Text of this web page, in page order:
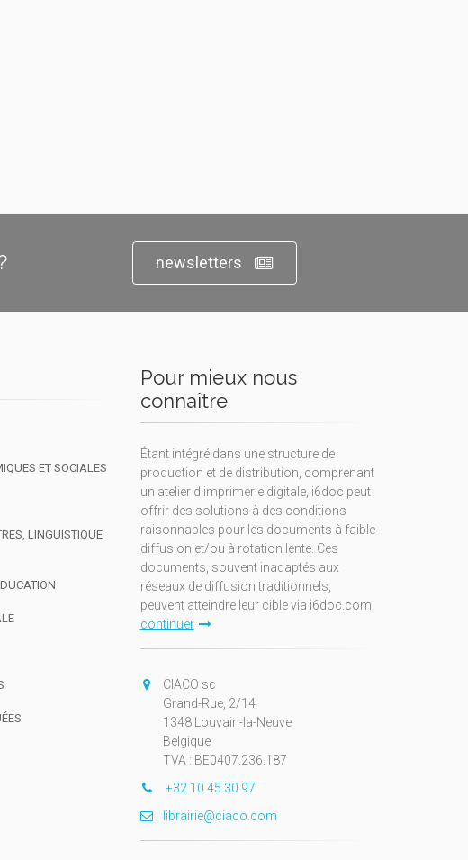
newsletters
ET SOCIALES
LINGUISTIQUE
Pour mieux nous
connaître
Étant intégré dans une structure de
production et de distribution, comprenant
un atelier d'imprimerie digitale, i6doc peut
offrir des solutions à des conditions
raisonnables pour les documents à faible
diffusion et/ou à rotation lente. Ces
documents, souvent inadaptés aux
réseaux de diffusion traditionnels,
peuvent atteindre leur cible via i6doc.com.
continuer
CIACO sc
Grand-Rue, 2/14
1348 Louvain-la-Neuve
Belgique
TVA : BE0407.236.187
+32 10 45 30 97
librairie@ciaco.com